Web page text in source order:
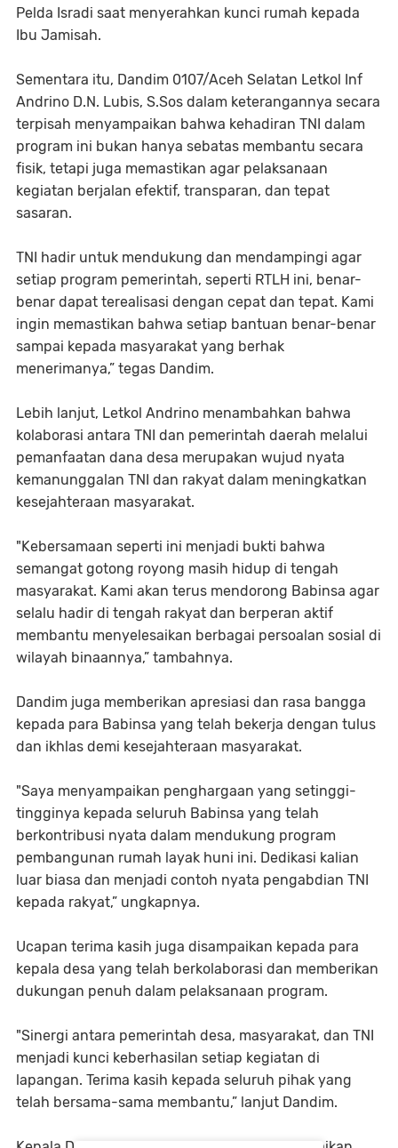
Pelda Isradi saat menyerahkan kunci rumah kepada
Ibu Jamisah.
Sementara itu, Dandim 0107/Aceh Selatan Letkol Inf
Andrino D.N. Lubis, S.Sos dalam keterangannya secara
terpisah menyampaikan bahwa kehadiran TNI dalam
program ini bukan hanya sebatas membantu secara
fisik, tetapi juga memastikan agar pelaksanaan
kegiatan berjalan efektif, transparan, dan tepat
sasaran.
TNI hadir untuk mendukung dan mendampingi agar
setiap program pemerintah, seperti RTLH ini, benar-
benar dapat terealisasi dengan cepat dan tepat. Kami
ingin memastikan bahwa setiap bantuan benar-benar
sampai kepada masyarakat yang berhak
menerimanya,” tegas Dandim.
Lebih lanjut, Letkol Andrino menambahkan bahwa
kolaborasi antara TNI dan pemerintah daerah melalui
pemanfaatan dana desa merupakan wujud nyata
kemanunggalan TNI dan rakyat dalam meningkatkan
kesejahteraan masyarakat.
"Kebersamaan seperti ini menjadi bukti bahwa
semangat gotong royong masih hidup di tengah
masyarakat. Kami akan terus mendorong Babinsa agar
selalu hadir di tengah rakyat dan berperan aktif
membantu menyelesaikan berbagai persoalan sosial di
wilayah binaannya,” tambahnya.
Dandim juga memberikan apresiasi dan rasa bangga
kepada para Babinsa yang telah bekerja dengan tulus
dan ikhlas demi kesejahteraan masyarakat.
"Saya menyampaikan penghargaan yang setinggi-
tingginya kepada seluruh Babinsa yang telah
berkontribusi nyata dalam mendukung program
pembangunan rumah layak huni ini. Dedikasi kalian
luar biasa dan menjadi contoh nyata pengabdian TNI
kepada rakyat,” ungkapnya.
Ucapan terima kasih juga disampaikan kepada para
kepala desa yang telah berkolaborasi dan memberikan
dukungan penuh dalam pelaksanaan program.
"Sinergi antara pemerintah desa, masyarakat, dan TNI
menjadi kunci keberhasilan setiap kegiatan di
lapangan. Terima kasih kepada seluruh pihak yang
telah bersama-sama membantu,” lanjut Dandim.